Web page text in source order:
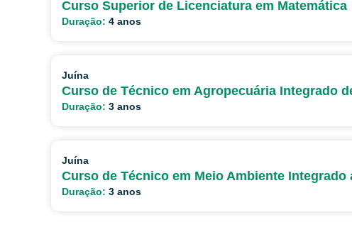
Curso Superior de Licenciatura em Matemática
Duração: 4 anos
Juína
Curso de Técnico em Agropecuária Integrado
Duração: 3 anos
Juína
Curso de Técnico em Meio Ambiente Integrado
Duração: 3 anos